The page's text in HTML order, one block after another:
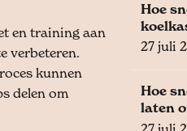
en training aan
verbeteren.
kunnen
delen om
Hoe
27 juli
Hoe
laten